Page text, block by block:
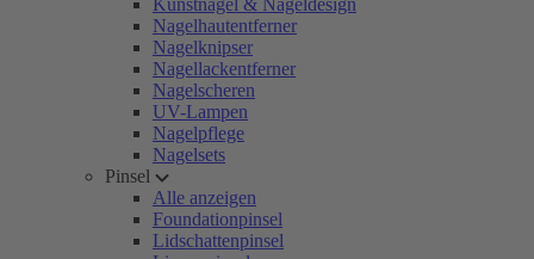
Kunstnägel & Nageldesign
Nagelhautentferner
Nagelknipser
Nagellackentferner
Nagelscheren
UV-Lampen
Nagelpflege
Nagelsets
Pinsel
Alle anzeigen
Foundationpinsel
Lidschattenpinsel